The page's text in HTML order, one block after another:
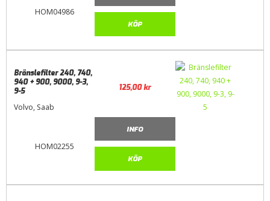
HOM04986
KÖP
HOM02255
Bränslefilter 240, 740,
940 + 900, 9000, 9-3,
9-5
Volvo, Saab
125,00kr
INFO
KÖP